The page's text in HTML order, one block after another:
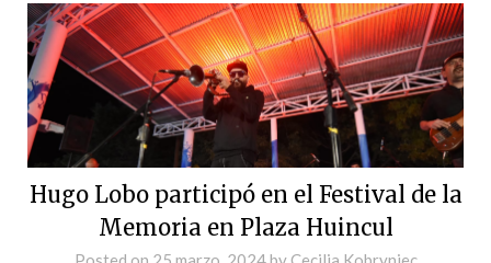
Hugo Lobo participó en el Festival de la
Memoria en Plaza Huincul